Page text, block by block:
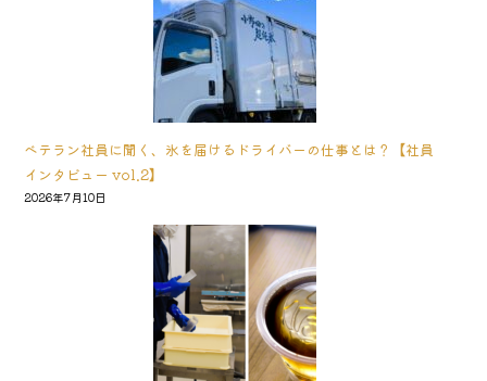
ベテラン社員に聞く、氷を届けるドライバーの仕事とは？【社員
インタビュー vol.2】
2026年7月10日